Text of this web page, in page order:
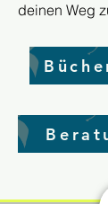
deinen Weg